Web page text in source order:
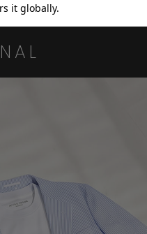
ンプルのため仕様が異なる場合